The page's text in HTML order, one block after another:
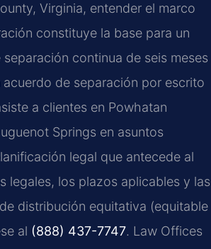
Virginia, entender el marco
constituye la base para un
continua de seis meses
de separación por escrito
a clientes en Powhatan
Springs en asuntos
legal que antecede al
legales, los plazos aplicables y las
distribución equitativa (equitable
al (888) 437-7747. Law Offices